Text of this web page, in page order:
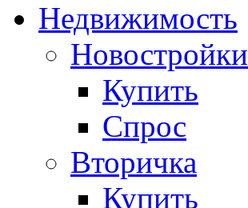
Недвижимость
Новостройки
Купить
Спрос
Вторичка
Купить